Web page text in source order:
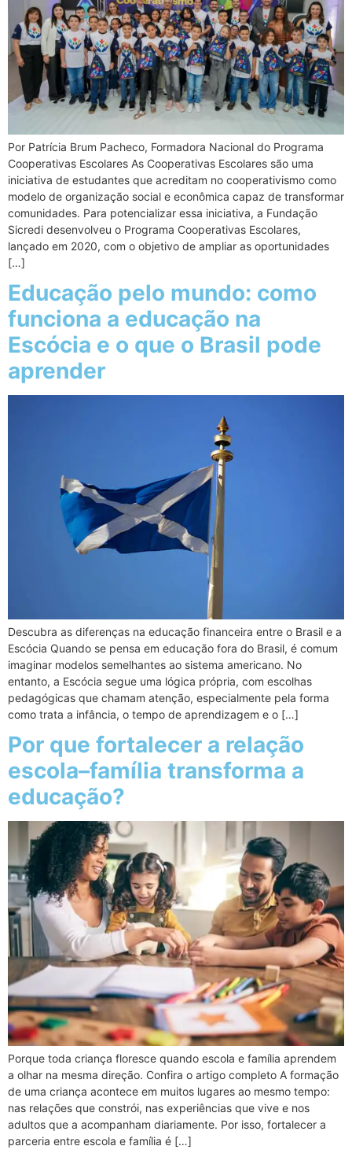
Por Patrícia Brum Pacheco, Formadora Nacional do Programa
Cooperativas Escolares As Cooperativas Escolares são uma
iniciativa de estudantes que acreditam no cooperativismo como
modelo de organização social e econômica capaz de transformar
comunidades. Para potencializar essa iniciativa, a Fundação
Sicredi desenvolveu o Programa Cooperativas Escolares,
lançado em 2020, com o objetivo de ampliar as oportunidades
[…]
Educação pelo mundo: como
funciona a educação na
Escócia e o que o Brasil pode
aprender
Descubra as diferenças na educação financeira entre o Brasil e a
Escócia Quando se pensa em educação fora do Brasil, é comum
imaginar modelos semelhantes ao sistema americano. No
entanto, a Escócia segue uma lógica própria, com escolhas
pedagógicas que chamam atenção, especialmente pela forma
como trata a infância, o tempo de aprendizagem e o […]
Por que fortalecer a relação
escola–família transforma a
educação?
Porque toda criança floresce quando escola e família aprendem
a olhar na mesma direção. Confira o artigo completo A formação
de uma criança acontece em muitos lugares ao mesmo tempo:
nas relações que constrói, nas experiências que vive e nos
adultos que a acompanham diariamente. Por isso, fortalecer a
parceria entre escola e família é […]